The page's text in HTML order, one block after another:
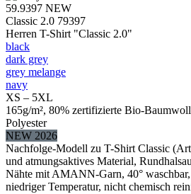
59.9397 NEW
Classic 2.0 79397
Herren T-Shirt "Classic 2.0"
black
dark grey
grey melange
navy
XS – 5XL
165g/m², 80% zertifizierte Bio-
Polyester
NEW 2026
Nachfolge-Modell zu T-Shirt Classic
und atmungsaktives Material,
Nähte mit AMANN-Garn, 40°
niedriger Temperatur, nicht chemisch